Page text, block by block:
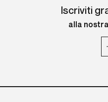
Iscriviti
alla